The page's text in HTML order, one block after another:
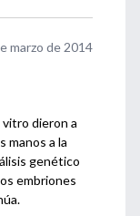
marzo de 2014
dieron a
manos a la
genético
embriones